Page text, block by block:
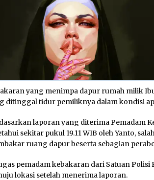
yang menimpa dapur rumah milik
ditinggal tidur pemiliknya dalam kondisi
laporan yang diterima Pemadam
sekitar pukul 19.11 WIB oleh Yanto,
ruang dapur beserta sebagian
pemadam kebakaran dari Satuan
lokasi setelah menerima laporan.